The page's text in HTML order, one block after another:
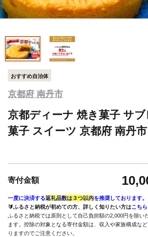
おすすめ自治体
京都府 南丹市
京都ディーナ 焼き菓子 サ
菓子 スイーツ 京都府 南丹市
寄付金額
一度に決済する返礼品数は３つ以内を推奨しております。
🔰ふるさと納税が初めての方、詳しく知りたい方はこちら
ふるさと納税では原則として自己負担額の2,000円を除い
ます。控除の対象となる寄付金額は、収入や家族構成な
りますのでご注意ください。